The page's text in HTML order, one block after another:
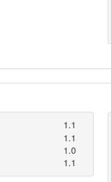
1.1
1.1
1.0
1.1